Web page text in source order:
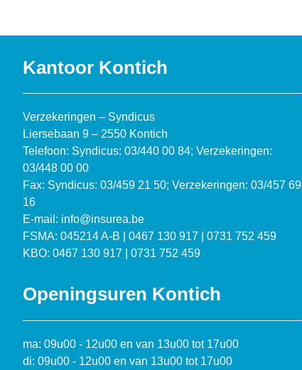
Kantoor Kontich
Verzekeringen – Syndicus
Liersebaan 9 – 2550 Kontich
Telefoon: Syndicus: 03/440 00 84; Verzekeringen:
03/448 00 00
Fax: Syndicus: 03/459 21 50; Verzekeringen: 03/457 69
16
E-mail: info@insurea.be
FSMA: 045214 A-B | 0467 130 917 | 0731 752 459
KBO: 0467 130 917 | 0731 752 459
Openingsuren Kontich
ma: 09u00 - 12u00 en van 13u00 tot 17u00
di: 09u00 - 12u00 en van 13u00 tot 17u00